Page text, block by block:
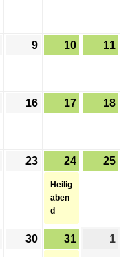
9 10 11
16 17 18
23 24
Heilig
aben
d
25
30 31 1